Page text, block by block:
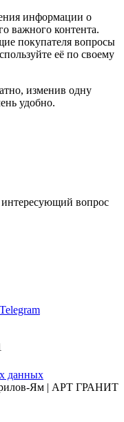
информации о
важного контента.
покупателя вопросы
её по своему
изменив одну
удобно.
вопрос
данных
Ям | АРТ ГРАНИТ